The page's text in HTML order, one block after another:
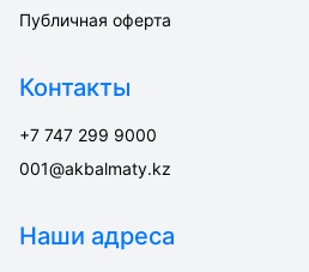
Публичная оферта
Контакты
+7 747 299 9000
001@akbalmaty.kz
Наши адреса